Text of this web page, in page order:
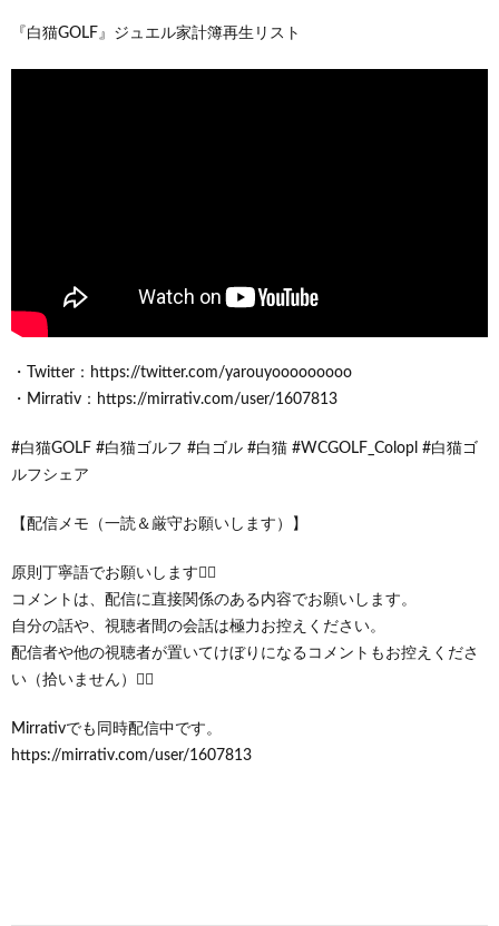
『白猫GOLF』ジュエル家計簿再生リスト
・Twitter：https://twitter.com/yarouyooooooooo
・Mirrativ：https://mirrativ.com/user/1607813
#白猫GOLF #白猫ゴルフ #白ゴル #白猫 #WCGOLF_Colopl #白猫ゴ
ルフシェア
【配信メモ（一読＆厳守お願いします）】
原則丁寧語でお願いします🙇‍♂️
コメントは、配信に直接関係のある内容でお願いします。
自分の話や、視聴者間の会話は極力お控えください。
配信者や他の視聴者が置いてけぼりになるコメントもお控えくださ
い（拾いません）🙇‍♂️
Mirrativでも同時配信中です。
https://mirrativ.com/user/1607813